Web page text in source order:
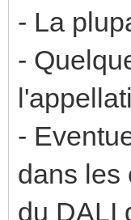
- La
-
-
dans les
du DALI